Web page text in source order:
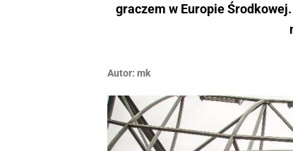
graczem w Europie
Autor: mk